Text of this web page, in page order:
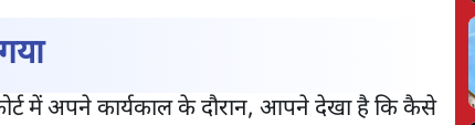
में अपने कार्यकाल के दौरान, आपने देखा है कि कैसे